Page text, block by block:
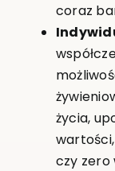
coraz
życia,
czy zero